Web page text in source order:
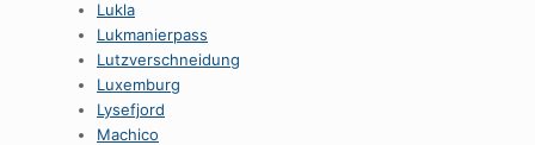
Lukla
Lukmanierpass
Lutzverschneidung
Luxemburg
Lysefjord
Machico